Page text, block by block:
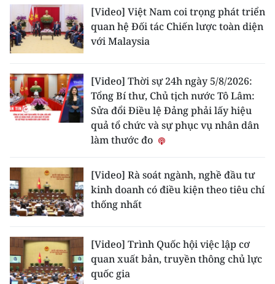
Chuyên trang TP. Hồ Chí Minh
CHUYÊN ĐỀ
VỀ BÁO NHÂN DÂN
NHÂN DÂN HẰNG THÁNG
ĐỌC BÁO IN
[Video] Việt Nam coi trọng phát triển
quan hệ Đối tác Chiến lược toàn diện
với Malaysia
[Video] Thời sự 24h ngày 5/8/2026:
Tổng Bí thư, Chủ tịch nước Tô Lâm:
Sửa đổi Điều lệ Đảng phải lấy hiệu
quả tổ chức và sự phục vụ nhân dân
làm thước đo
[Video] Rà soát ngành, nghề đầu tư
kinh doanh có điều kiện theo tiêu chí
thống nhất
[Video] Trình Quốc hội việc lập cơ
quan xuất bản, truyền thông chủ lực
quốc gia